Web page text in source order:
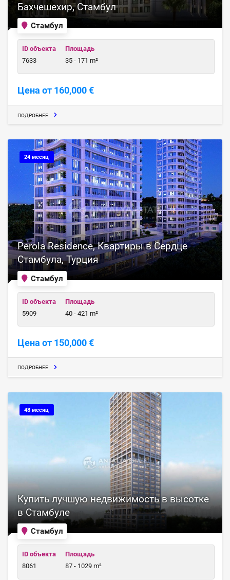
Стамбул
Бахчешехир, Стамбул
ID объекта
7633
Площадь
35 - 171 m²
Цена от 160,000 €
ПОДРОБНЕЕ
24 месяц
Стамбул
Perola Residence, Квартиры в Сердце
Стамбула, Турция
ID объекта
5909
Площадь
40 - 421 m²
Цена от 150,000 €
ПОДРОБНЕЕ
48 месяц
Стамбул
Купить лучшую недвижимость в высотке
в Стамбуле
ID объекта
8061
Площадь
87 - 1029 m²